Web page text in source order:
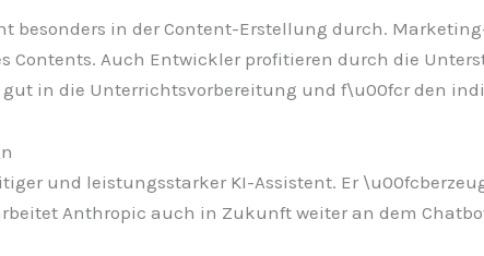
besonders in der Content-Erstellung durch.
Contents. Auch Entwickler profitieren durch die
in die Unterrichtsvorbereitung und f\u00fcr den
und leistungsstarker KI-Assistent. Er
Anthropic auch in Zukunft weiter an dem